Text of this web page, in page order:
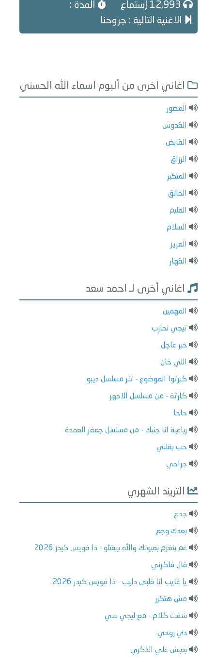
المدة :
الاغنية التالية : جروحنا
اغاني اخرى من ألبوم اسماء الله الحسني
المصور
القدوس
القابض
الرزاق
المتكبر
الخالق
العليم
السلام
العزيز
القهار
اغاني أخرى لـ احمد سعد
المهمين
تيجي نحارب
خبر عاجل
اللي خان
كبرتوا الموضوع - تتر مسلسل ديبو
كارثة - من مسلسل الاحهر
حاحا
رباعية انا جنبك - من مسلسل جعفر العمدة
حب بقلبي
جراحي
التريند الشهري
جدع
بعدك وجع
عم بنغرم بعيونك والله بيقتلو - ذا فويس كيدز 2026
قال فاكرني
يا غايب انا قلبى دايب - ذا فويس كيدز 2026
مش هتكرر
شفت كلام - مع ليجي سي
دي روحي
بعيش علي الذكري